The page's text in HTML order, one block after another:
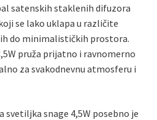
satenskih staklenih difuzora
se lako uklapa u različite
do minimalističkih prostora.
pruža prijatno i ravnomerno
za svakodnevnu atmosferu i
snage 4,5W posebno je